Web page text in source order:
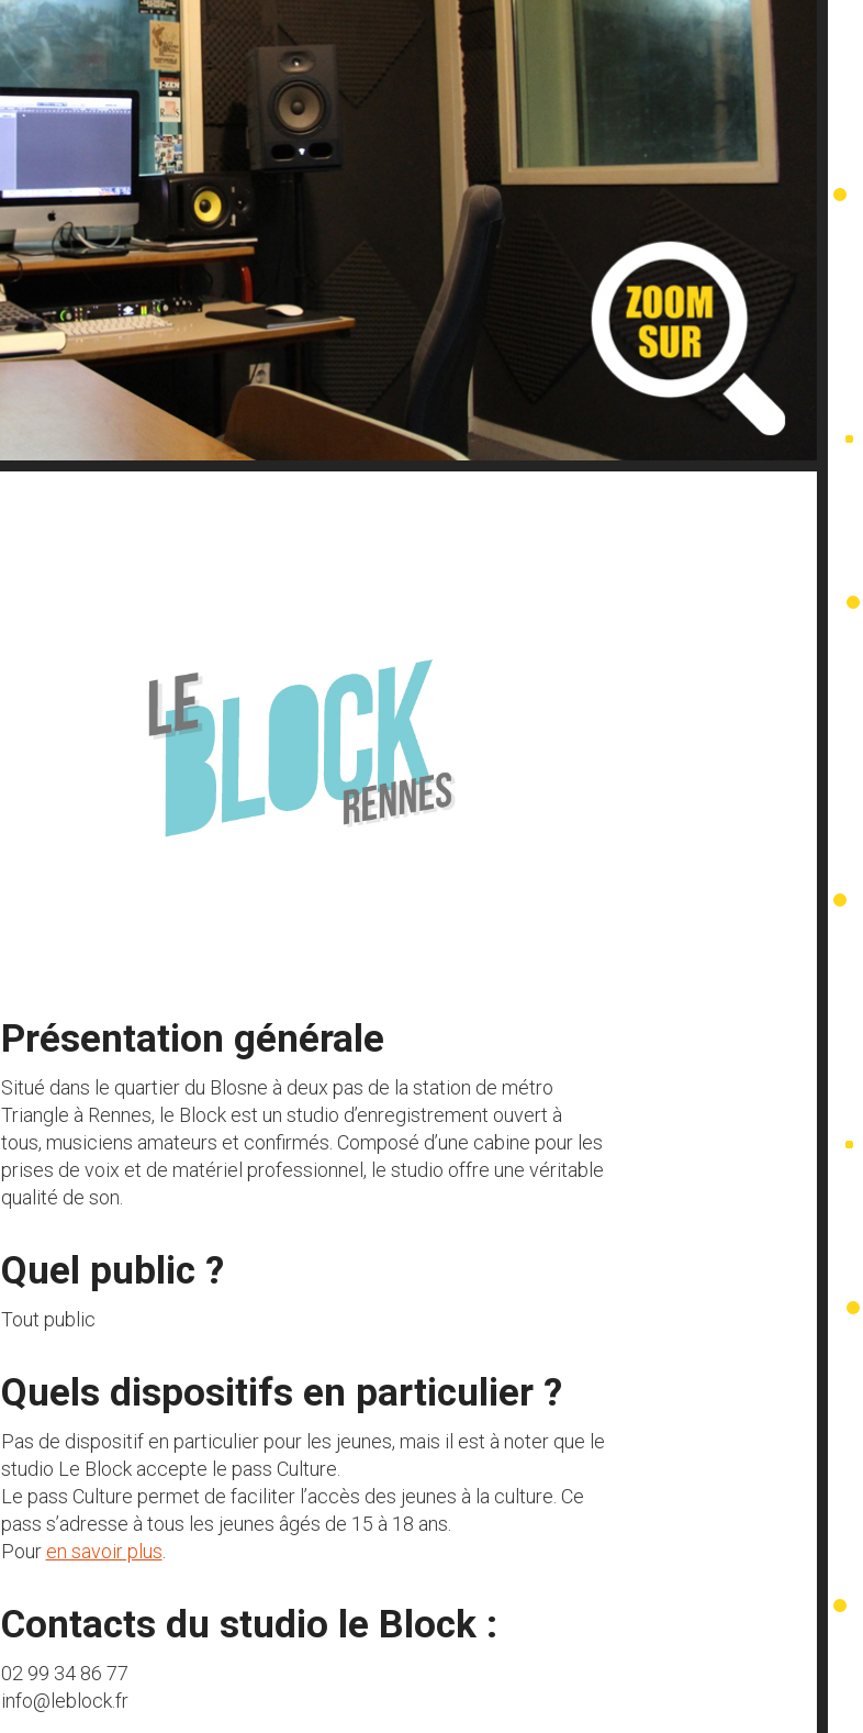
Présentation générale
Situé dans le quartier du Blosne à deux pas de la station de métro
Triangle à Rennes, le Block est un studio d’enregistrement ouvert à
tous, musiciens amateurs et confirmés. Composé d’une cabine pour les
prises de voix et de matériel professionnel, le studio offre une véritable
qualité de son.
Quel public ?
Tout public
Quels dispositifs en particulier ?
Pas de dispositif en particulier pour les jeunes, mais il est à noter que le
studio Le Block accepte le pass Culture.
Le pass Culture permet de faciliter l’accès des jeunes à la culture. Ce
pass s’adresse à tous les jeunes âgés de 15 à 18 ans.
Pour en savoir plus
Contacts du studio le Block :
02 99 34 86 77
info@leblock.fr